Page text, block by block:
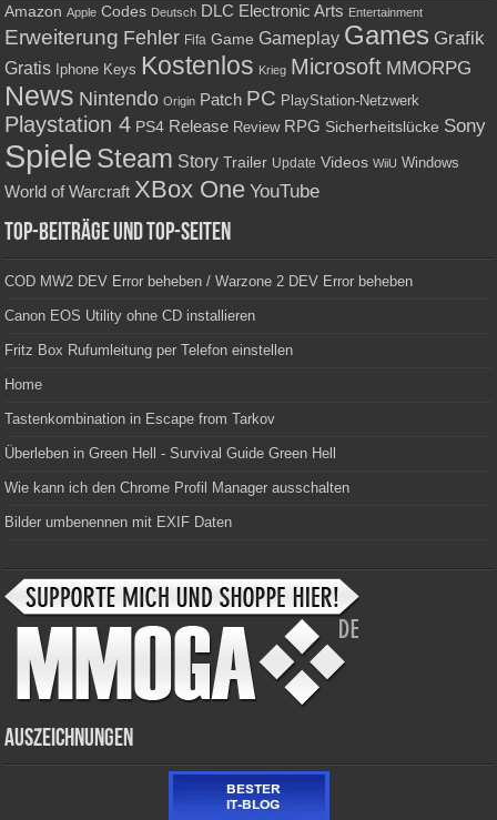
Amazon Apple Codes Deutsch DLC Electronic Arts Entertainment
Erweiterung Fehler Fifa Game Gameplay Games Grafik
Gratis Iphone Keys Kostenlos Krieg Microsoft MMORPG
News Nintendo Origin Patch PC PlayStation-Netzwerk
Playstation 4 PS4 Release Review RPG Sicherheitslücke Sony
Spiele Steam Story Trailer Update Videos WiiU Windows
World of Warcraft XBox One YouTube
Top-Beiträge und Top-Seiten
COD MW2 DEV Error beheben / Warzone 2 DEV Error beheben
Canon EOS Utility ohne CD installieren
Fritz Box Rufumleitung per Telefon einstellen
Home
Tastenkombination in Escape from Tarkov
Überleben in Green Hell - Survival Guide Green Hell
Wie kann ich den Chrome Profil Manager ausschalten
Bilder umbenennen mit EXIF Daten
Auszeichnungen